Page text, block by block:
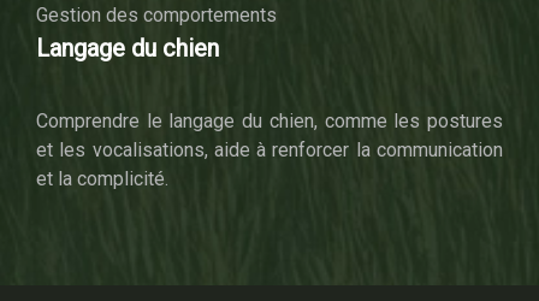
Gestion des comportements
Langage du chien
Comprendre le langage du chien, comme les postures
et les vocalisations, aide à renforcer la communication
et la complicité.